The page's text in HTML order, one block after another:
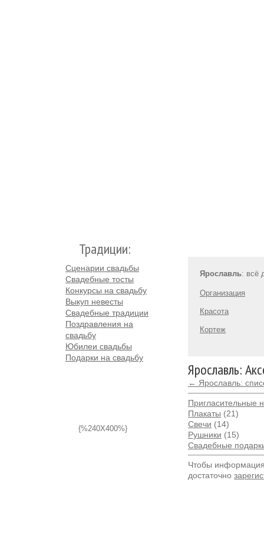
Традиции:
Сценарии свадьбы
Свадебные тосты
Конкурсы на свадьбу
Выкуп невесты
Свадебные традиции
Поздравления на
свадьбу
Юбилеи свадьбы
Подарки на свадьбу
{%240X400%}
Ярославль: всё
Организация
Красота
Кортеж
Ярославль:
← Ярославль:
Пригласительные
Плакаты (21)
Свечи (14)
Рушники (15)
Свадебные
Чтобы
достаточно